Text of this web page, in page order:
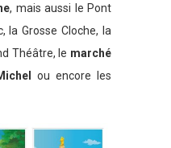
, mais aussi le Pont
la Grosse Cloche, la
Théâtre, le marché
ou encore les